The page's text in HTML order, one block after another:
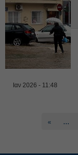
Ιαν 2026 - 11:48
« ...